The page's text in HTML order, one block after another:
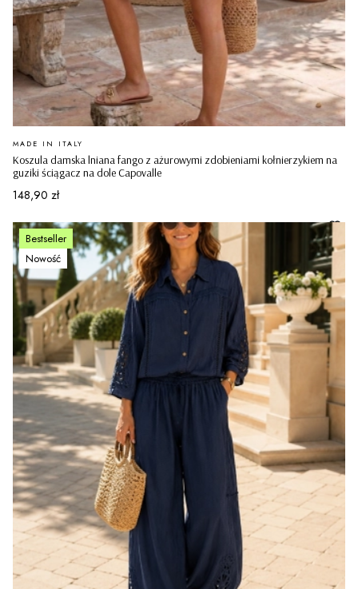
Koszula damska lniana fango z ażurowymi zdobieniami kołnierzykiem na
guziki ściągacz na dole Capovalle
PRODUCENT
MADE IN ITALY
Cena
148,90 zł
Bestseller
Nowość